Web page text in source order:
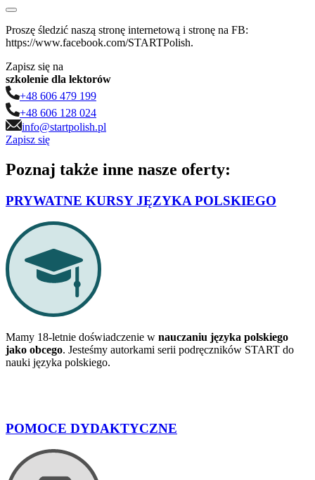
Proszę śledzić naszą stronę internetową i stronę na FB:
https://www.facebook.com/STARTPolish.
Zapisz się na
szkolenie dla lektorów
+48 606 479 199
+48 606 128 024
info@startpolish.pl
Zapisz się
Poznaj także inne nasze oferty:
PRYWATNE KURSY JĘZYKA POLSKIEGO
Mamy 18-letnie doświadczenie w nauczaniu języka polskiego
jako obcego. Jesteśmy autorkami serii podręczników START do
nauki języka polskiego.
POMOCE DYDAKTYCZNE